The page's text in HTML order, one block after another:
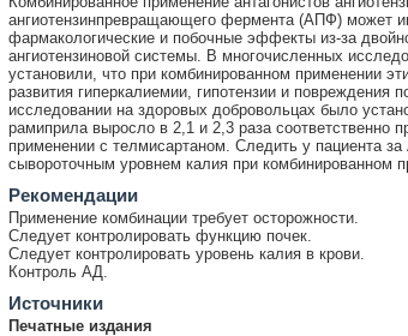
ангиотензинпревращающего фермента (АПФ) может
фармакологические и побочные эффекты из-за
ангиотензиновой системы. В многочисленных
установили, что при комбинированном применении
развития гиперкалиемии, гипотензии и повреждения
исследовании на здоровых добровольцах было
рамиприла выросло в 2,1 и 2,3 раза соответственно
применении с телмисартаном. Следить у пациента
сывороточным уровнем калия при комбинированном
Рекомендации
Применение комбинации требует осторожности.
Следует контролировать функцию почек.
Следует контролировать уровень калия в крови.
Контроль АД.
Источники
Печатные издания